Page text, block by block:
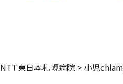
NTT東日本札幌病院 > 小児